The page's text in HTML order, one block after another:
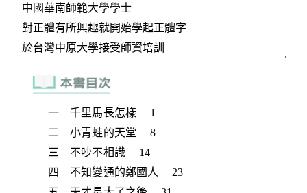
一 千里馬長怎樣 1
二 小青蛙的天堂 8
三 不吵不相識 14
四 不知變通的鄭國人 23